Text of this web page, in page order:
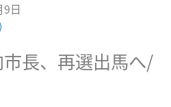
日
長、再選出馬へ/